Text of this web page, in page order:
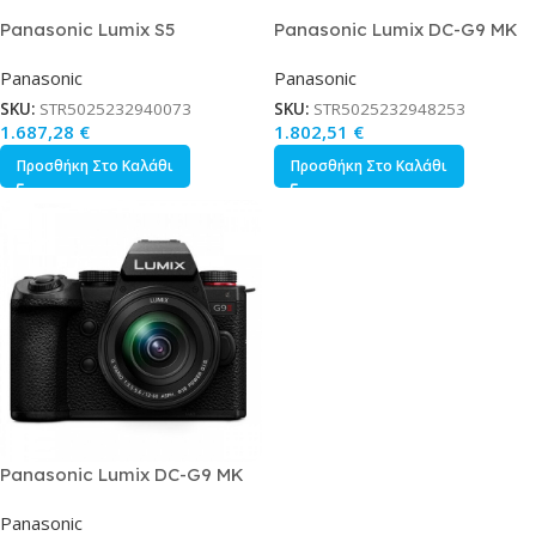
Panasonic Lumix S5
Μηχανή Body Μαύρη
Panasonic
SKU: STR5025232940073
1.687,28 €
Προσθήκη Στο Καλάθι
Panasonic Lumix DC-G9 MK
Μηχανή Body Μαύρη
Panasonic
SKU: STR5025232948253
1.802,51 €
Προσθήκη Στο Καλάθι
Panasonic Lumix DC-G9 MK
Μηχανή Kit G Vario 12-60mm
Panasonic